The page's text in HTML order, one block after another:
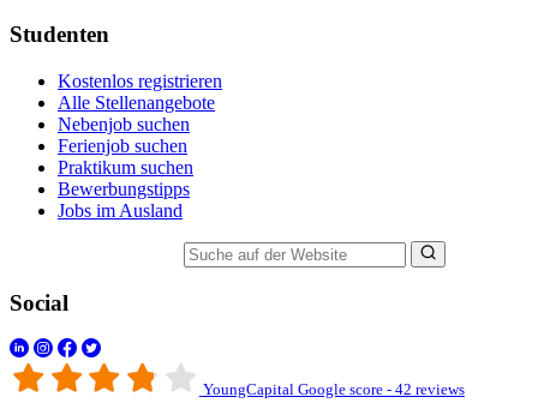
Studenten
Kostenlos registrieren
Alle Stellenangebote
Nebenjob suchen
Ferienjob suchen
Praktikum suchen
Bewerbungstipps
Jobs im Ausland
Social
YoungCapital Google score - 42 reviews